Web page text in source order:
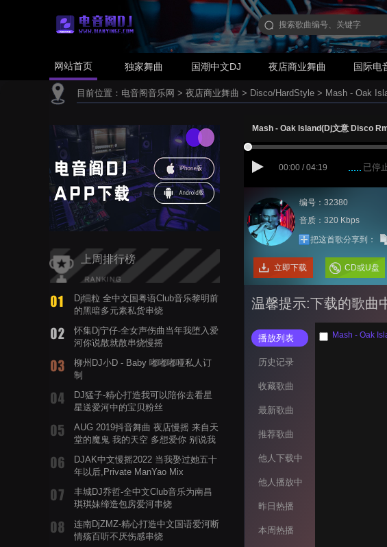
网站首页 独家舞曲 国潮中文DJ 夜店商业舞曲 国际电
目前位置： 电音阁音乐网 > 夜店商业舞曲 > Disco/HardStyle > Mash - Oak
上周排行榜
Dj细粒 全中文国粤语Club音乐黎明前
的黑暗多元素私货串烧
怀集Dj宁仔-全女声伤曲当年我堕入爱
河你说散就散串烧慢摇
柳州DJ小D - Baby 嘟嘟嘟哑私人订
制
DJ猛子-精心打造我可以陪你去看星
星送爱河中的宝贝粉丝
AUG 2019抖音舞曲 夜店慢摇 来自天
堂的魔鬼 我的天空 多想爱你 别说我
DJAK中文慢摇2022 当我娶过她五十
年以后,Private ManYao Mix
丰城DJ乔哲-全中文Club音乐为南昌
琪琪妹缔造包房爱河串烧
连南DjZMZ-精心打造中文国语爱河断
情殇百听不厌伤感串烧
Mash - Oak Island(Dj文意 Disco
00:00 / 04:19 已停
编号：32380
音质：320 Kbps
把这首歌分享到：
立即下载 CD或U盘
温馨提示:下载的歌曲
播放列表
历史记录
收藏歌曲
最新歌曲
推荐歌曲
他人下载中
他人播放中
昨日热播
本周热播
Mash - Oak